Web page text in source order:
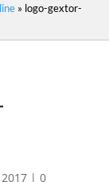
» logo-gextor-
| 0